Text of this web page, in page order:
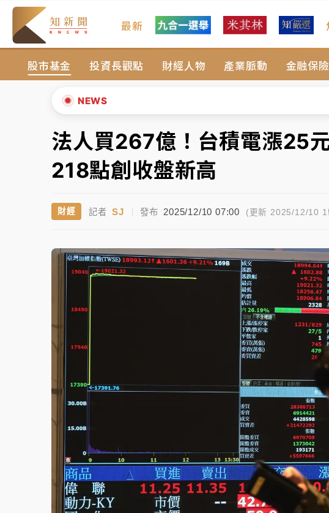
最新
股市基金 投資長觀點 財經人物 產業脈動 金融保險
NEWS
台積電殺35元、台股跌近300點 被動元件、低軌衛星及
中信慈善基金會想增加董事人數！辜仲諒向法院聲請遭
故宮《龍藏經》特展第2檔！今線上預約開賣一度塞車 周
台東農業處長涉圖利渡假村！東檢抗告成功 今重開羈押庭
父親節泡湯了！中颱白海豚雨彈轟3天 「紅到發紫」降雨
中信慈善基金會想增加董事人數！辜仲諒向法院聲請遭
台東農業處長涉圖利渡假村！東檢抗告成功 今重開羈押
父親節泡湯了！中颱白海豚雨彈轟3天 「紅到發紫」降雨
▲
法人買267億！台積電漲25
218點創收盤新高
財經 記者 SJ | 發布 2025/12/10 07:00 (更新 2025/12/10